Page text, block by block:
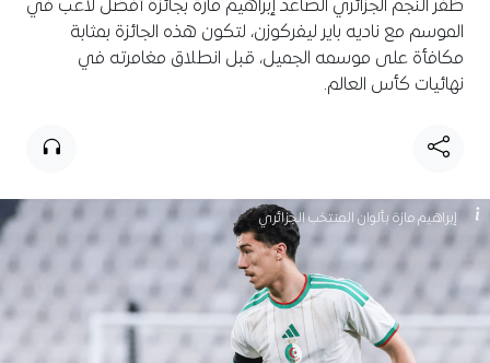
ظفر النجم الجزائري الصاعد إبراهيم مازة بجائزة أفضل لاعب في
الموسم مع ناديه باير ليفركوزن، لتكون هذه الجائزة بمثابة
مكافأة على موسمه الجميل، قبل انطلاق مغامرته في
نهائيات كأس العالم.
إبراهيم مازة بألوان المنتخب الجزائري